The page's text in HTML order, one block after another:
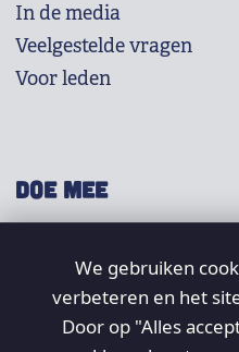
In de media
Veelgestelde vragen
Voor leden
DOE MEE
Doneer
Word lid
Vrijwilligers
We gebruiken
verbeteren en het
Door op "Alles